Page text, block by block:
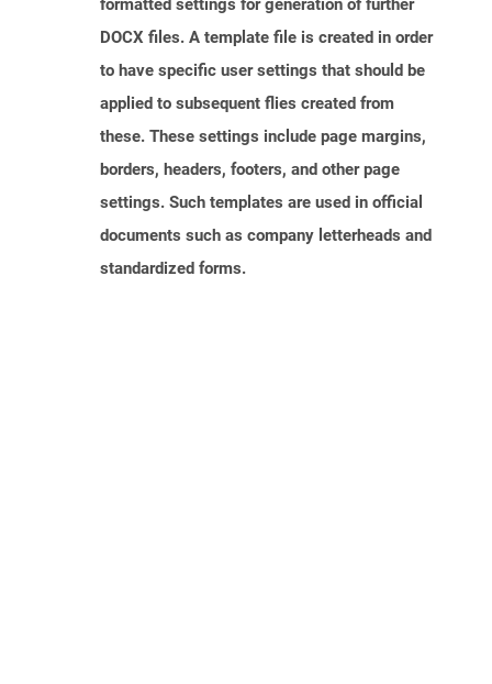
formatted settings for generation of further
DOCX files. A template file is created in order
to have specific user settings that should be
applied to subsequent flies created from
these. These settings include page margins,
borders, headers, footers, and other page
settings. Such templates are used in official
documents such as company letterheads and
standardized forms.